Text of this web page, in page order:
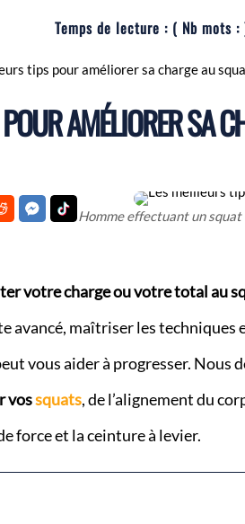
Temps de lecture : ( Nb mots :
tips pour améliorer sa charge au
AMÉLIORER SA
Homme effectuant un squat
votre charge ou votre total au
avancé, maîtriser les techniques
vous aider à progresser. Nous
vossquats, de l’alignement du
force et la ceinture à levier.